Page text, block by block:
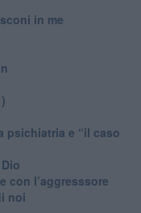
in me
psichiatria e “il caso
con l’aggresssore
noi